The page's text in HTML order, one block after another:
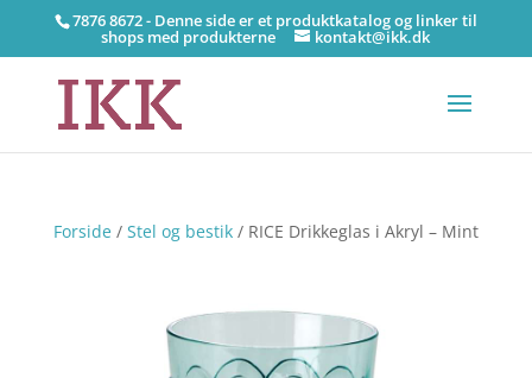
7876 8672 - Denne side er et produktkatalog og linker til
shops med produkterne kontakt@ikk.dk
Forside/ Stel og bestik/ RICE Drikkeglas i Akryl – Mint